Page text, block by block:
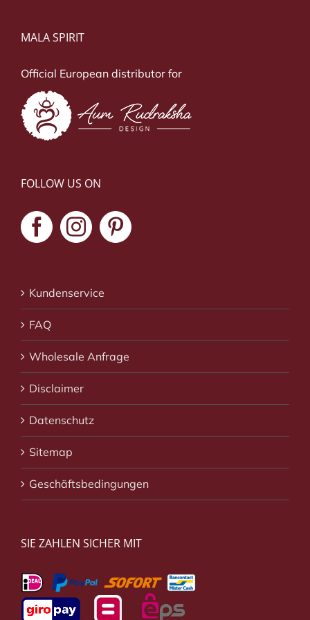
MALA SPIRIT
Official European distributor for
FOLLOW US ON
Kundenservice
FAQ
Wholesale Anfrage
Disclaimer
Datenschutz
Sitemap
Geschäftsbedingungen
SIE ZAHLEN SICHER MIT